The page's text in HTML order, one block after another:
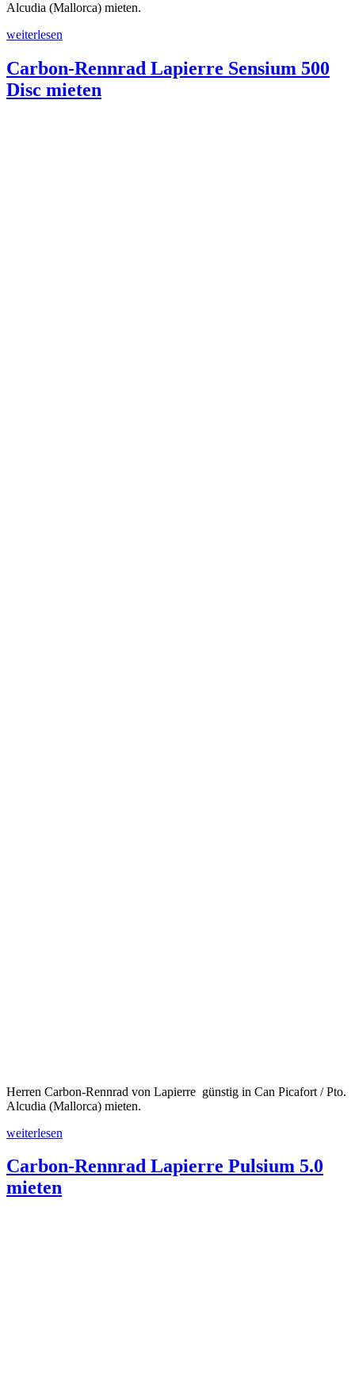
Alcudia (Mallorca) mieten.
„Damen
Rennrad
Lapierre
Sensium
weiterlesen
Carbon-Rennrad Lapierre Sensium 500
Disc mieten
Herren Carbon-Rennrad von Lapierre günstig in Can Picafort / Pto.
Alcudia (Mallorca) mieten.
„Carbon-
Lapierre
Sensium
500
weiterlesen
Carbon-Rennrad Lapierre Pulsium 5.0
mieten